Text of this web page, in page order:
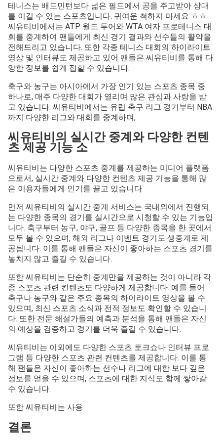
테니스는 배드민턴보다 넓은 필드에서 공을 주고받아 상대
를 이길 수 있는 스포츠입니다. 귀여운 척하지 마세요 ㅎㅎ
씨유티비에서는 ATP 월드 투어와 WTA 여자 프로테니스 대
회를 중계하여 팬들에게 최신 경기 결과와 선수들의 활약을
전해드리고 있습니다. 또한 각종 테니스 대회의 하이라이트
영상 및 인터뷰도 제공하고 있어 팬들은 씨유티비를 통해 다
양한 정보를 쉽게 접할 수 있습니다.
축구와 농구는 아시아에서 가장 인기 있는 스포츠 종목 중
하나로, 매주 다양한 대회가 열리며 많은 관심과 사랑을 받
고 있습니다. 씨유티비에서는 유럽 축구 리그 경기부터 NBA
까지 다양한 리그와 대회를 중계하며,
씨유티비의 실시간 중계와 다양한 컨텐
츠 제공 기능 소
씨유티비는 다양한 스포츠 중계를 제공하는 미디어 플랫폼
으로서, 실시간 중계와 다양한 컨텐츠 제공 기능을 통해 많
은 이용자들에게 인기를 끌고 있습니다.
먼저 씨유티비의 실시간 중계 서비스는 국내외에서 진행되
는 다양한 종목의 경기를 실시간으로 시청할 수 있는 기능입
니다. 축구부터 농구, 야구, 골프 등 다양한 종목을 한 곳에서
모두 볼 수 있으며, 해외 리그나 이벤트 경기도 생중계로 제
공됩니다. 이를 통해 팬들은 자신이 좋아하는 스포츠 경기를
놓치지 않고 즐길 수 있습니다.
또한 씨유티비는 단순히 중계만을 제공하는 것이 아니라 각
종 스포츠 관련 컨텐츠도 다양하게 제공합니다. 예를 들어
축구나 농구와 같은 주요 종목의 하이라이트 영상을 볼 수
있으며, 최신 스포츠 소식과 전적 정보도 확인할 수 있습니
다. 또한 전문 해설가들의 예측과 분석을 통해 팬들은 자신
의 예상을 검증하고 경기를 더욱 즐길 수 있습니다.
씨유티비는 이외에도 다양한 스포츠 토크쇼나 인터뷰 프로
그램 등 다양한 스포츠 관련 컨텐츠를 제공합니다. 이를 통
해 팬들은 자신이 좋아하는 선수나 리그에 대한 보다 깊은
정보를 얻을 수 있으며, 스포츠에 대한 지식도 함께 쌓아갈
수 있습니다.
또한 씨유티비는 사용
결론